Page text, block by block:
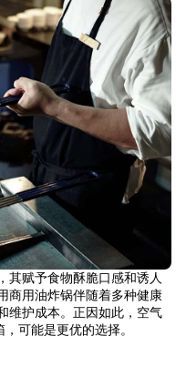
其赋予食物酥脆口感和诱人
商用油炸锅伴随着多种健康
维护成本。正因如此，空气
可能是更优的选择。